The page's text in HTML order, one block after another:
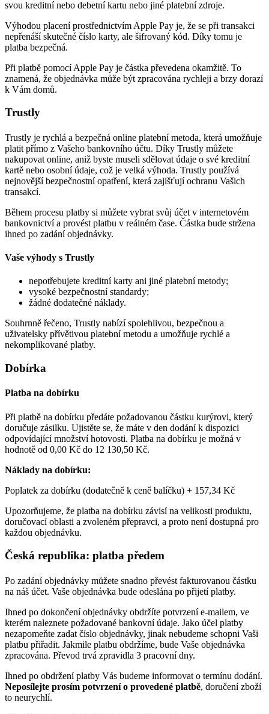
svou kreditní nebo debetní kartu nebo jiné platební zdroje.
Výhodou placení prostřednictvím Apple Pay je, že se při transakci
nepřenáší skutečné číslo karty, ale šifrovaný kód. Díky tomu je
platba bezpečná.
Při platbě pomocí Apple Pay je částka převedena okamžitě. To
znamená, že objednávka může být zpracována rychleji a brzy dorazí
k Vám domů.
Trustly
Trustly je rychlá a bezpečná online platební metoda, která umožňuje
platit přímo z Vašeho bankovního účtu. Díky Trustly můžete
nakupovat online, aniž byste museli sdělovat údaje o své kreditní
kartě nebo osobní údaje, což je velká výhoda. Trustly používá
nejnovější bezpečnostní opatření, která zajišťují ochranu Vašich
transakcí.
Během procesu platby si můžete vybrat svůj účet v internetovém
bankovnictví a provést platbu v reálném čase. Částka bude stržena
ihned po zadání objednávky.
Vaše výhody s Trustly
nepotřebujete kreditní karty ani jiné platební metody;
vysoké bezpečnostní standardy;
žádné dodatečné náklady.
Souhrnně řečeno, Trustly nabízí spolehlivou, bezpečnou a
uživatelsky přívětivou platební metodu a umožňuje rychlé a
nekomplikované platby.
Dobírka
Platba na dobírku
Při platbě na dobírku předáte požadovanou částku kurýrovi, který
doručuje zásilku. Ujistěte se, že máte v den dodání k dispozici
odpovídající množství hotovosti. Platba na dobírku je možná v
hodnotě od 0,00 Kč do 12 130,50 Kč.
Náklady na dobírku:
Poplatek za dobírku (dodatečně k ceně balíčku) + 157,34 Kč
Upozorňujeme, že platba na dobírku závisí na velikosti produktu,
doručovací oblasti a zvoleném přepravci, a proto není dostupná pro
každou objednávku.
Česká republika: platba předem
Po zadání objednávky můžete snadno převést fakturovanou částku
na náš účet. Vaše objednávka bude odeslána po přijetí platby.
Ihned po dokončení objednávky obdržíte potvrzení e-mailem, ve
kterém naleznete požadované bankovní údaje. Jako účel platby
nezapomeňte zadat číslo objednávky, jinak nebudeme schopni Vaši
platbu přiřadit. Jakmile platbu obdržíme, bude Vaše objednávka
zpracována. Převod trvá zpravidla 3 pracovní dny.
Ihned po obdržení platby Vás budeme informovat o termínu dodání.
Neposílejte prosím potvrzení o provedené platbě, doručení zboží
to neurychlí.